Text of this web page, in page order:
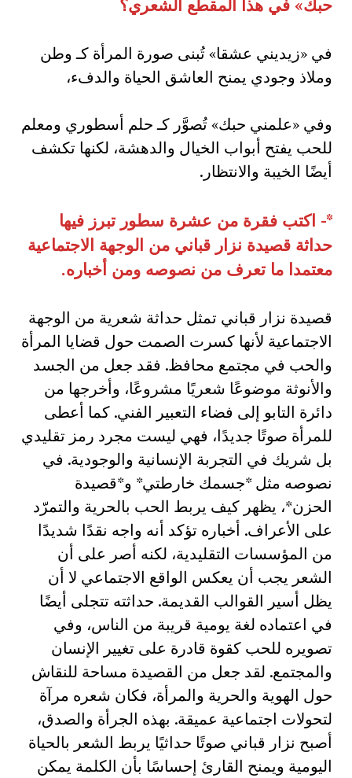
حبك» في هذا المقطع الشعري؟
في «زيديني عشقا» تُبنى صورة المرأة كـ وطن
وملاذ وجودي يمنح العاشق الحياة والدفء،
وفي «علمني حبك» تُصوَّر كـ حلم أسطوري ومعلم
للحب يفتح أبواب الخيال والدهشة، لكنها تكشف
أيضًا الخيبة والانتظار.
*- اكتب فقرة من عشرة سطور تبرز فيها
حداثة قصيدة نزار قباني من الوجهة الاجتماعية
معتمدا ما تعرف من نصوصه ومن أخباره.
قصيدة نزار قباني تمثل حداثة شعرية من الوجهة
الاجتماعية لأنها كسرت الصمت حول قضايا المرأة
والحب في مجتمع محافظ. فقد جعل من الجسد
والأنوثة موضوعًا شعريًا مشروعًا، وأخرجها من
دائرة التابو إلى فضاء التعبير الفني. كما أعطى
للمرأة صوتًا جديدًا، فهي ليست مجرد رمز تقليدي
بل شريك في التجربة الإنسانية والوجودية. في
نصوصه مثل *جسمك خارطتي* و*قصيدة
الحزن*، يظهر كيف يربط الحب بالحرية والتمرّد
على الأعراف. أخباره تؤكد أنه واجه نقدًا شديدًا
من المؤسسات التقليدية، لكنه أصر على أن
الشعر يجب أن يعكس الواقع الاجتماعي لا أن
يظل أسير القوالب القديمة. حداثته تتجلى أيضًا
في اعتماده لغة يومية قريبة من الناس، وفي
تصويره للحب كقوة قادرة على تغيير الإنسان
والمجتمع. لقد جعل من القصيدة مساحة للنقاش
حول الهوية والحرية والمرأة، فكان شعره مرآة
لتحولات اجتماعية عميقة. بهذه الجرأة والصدق،
أصبح نزار قباني صوتًا حداثيًا يربط الشعر بالحياة
اليومية ويمنح القارئ إحساسًا بأن الكلمة يمكن